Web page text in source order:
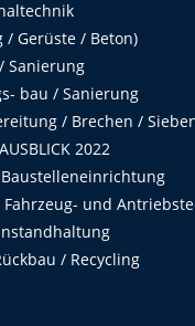
/ Gerüste / Beton)
Sanierung
bau / Sanierung
/ Brechen /
2022
Fahrzeug- und
/ Recycling